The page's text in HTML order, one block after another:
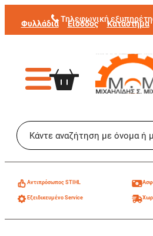
Μετάβαση
στο
Τηλεφωνική
Φυλλάδια Είσοδος Κατάστημα
Aντιπρόσωπος STIHL
Εξειδικευμένο Service